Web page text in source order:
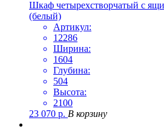
Шкаф четырехстворчатый с
(белый)
Артикул:
12286
Ширина:
1604
Глубина:
504
Высота:
2100
23 070 р. В корзину